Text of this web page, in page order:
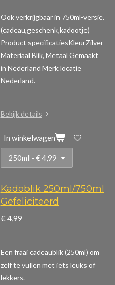
Ook verkrijgbaar in 750ml-versie.
(cadeau,geschenk,kadootje)
Product specificatiesKleurZilver
Materiaal Blik, Metaal Gemaakt
in Nederland Merk locatie
Nederland.
Bekijk details
In winkelwagen
Kadoblik 250ml/750ml
Gefeliciteerd
€ 4,99
Een fraai cadeaublik (250ml) om
zelf te vullen met iets leuks of
lekkers.